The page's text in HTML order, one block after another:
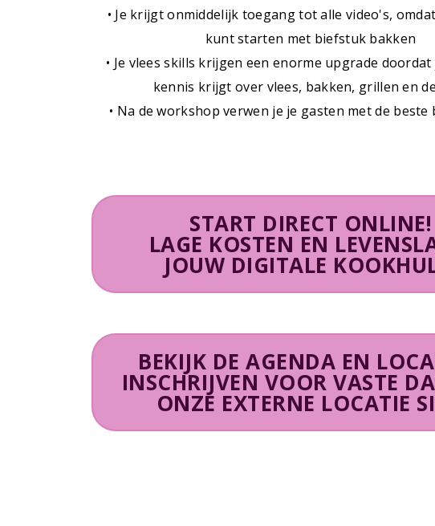
• Je krijgt onmiddelijk toegang tot alle video's,
kunt starten met biefstuk bakken
• Je vlees skills krijgen een enorme upgrade
kennis krijgt over vlees, bakken, grillen en
• Na de workshop verwen je je gasten met de
START DIRECT ONLINE!
LAGE KOSTEN EN
JOUW DIGITALE
BEKIJK DE AGENDA EN
INSCHRIJVEN VOOR VASTE
ONZE EXTERNE LOCATIE